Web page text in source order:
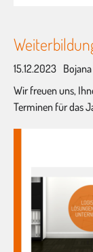
15.12.2023
Wir freuen uns,
Terminen für das